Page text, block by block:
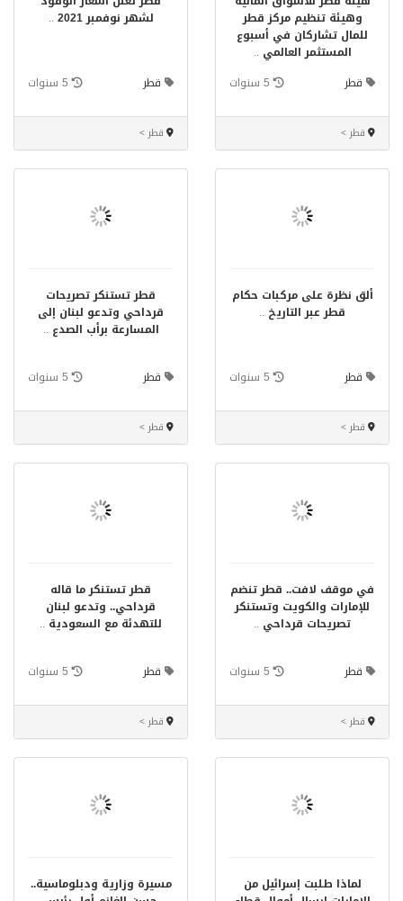
وهيئة تنظيم مركز قطر
للمال تشاركان في أسبوع
المستثمر العالمي ..
قطر
5 سنوات
قطر >
لشهر نوفمبر 2021
..
قطر 5 سنوات
قطر >
ألق نظرة على مركبات حكام
قطر عبر التاريخ ..
قطر 5 سنوات
قطر >
قطر تستنكر تصريحات
قرداحي وتدعو لبنان إلى
المسارعة برأب الصدع ..
قطر 5 سنوات
قطر >
في موقف لافت.. قطر تنضم
للإمارات والكويت وتستنكر
تصريحات قرداحي ..
قطر 5 سنوات
قطر >
قطر تستنكر ما قاله
قرداحي.. وتدعو لبنان
للتهدئة مع السعودية ..
قطر 5 سنوات
قطر >
لماذا طلبت إسرائيل من
مسيرة وزارية ودبلوماسية..